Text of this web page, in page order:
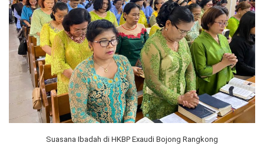
Suasana Ibadah di HKBP Exaudi Bojong Rangkong